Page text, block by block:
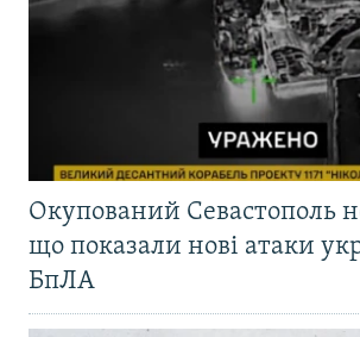
Окупований Севастополь
що показали нові атаки
БпЛА